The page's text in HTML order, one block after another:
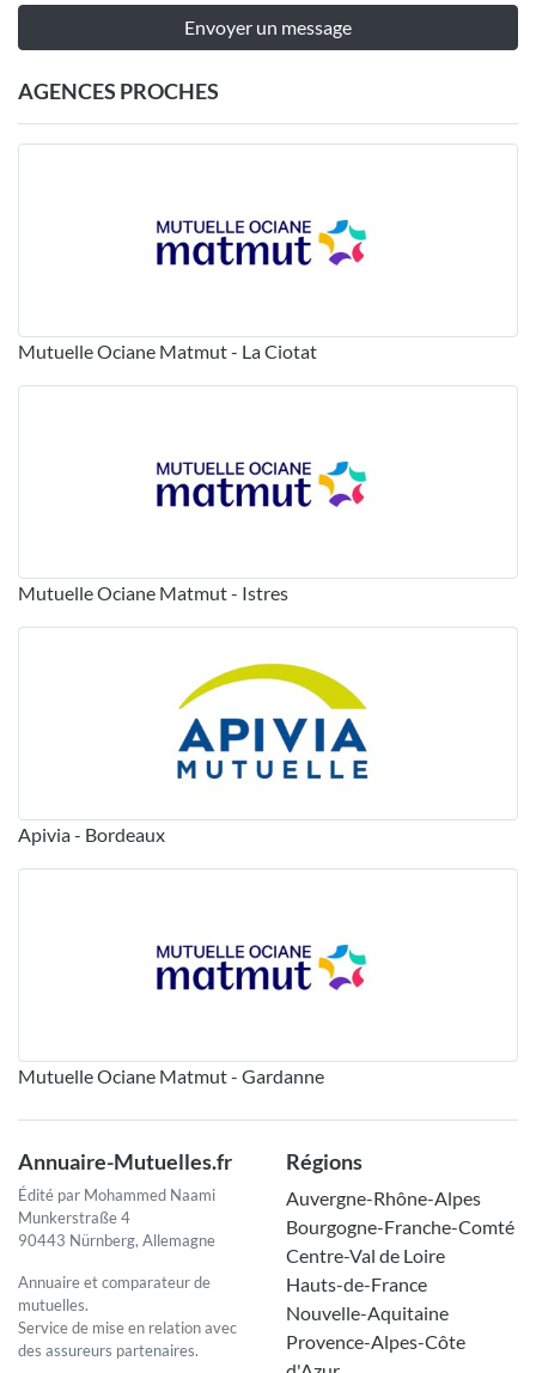
Envoyer un message
AGENCES PROCHES
Mutuelle Ociane Matmut - La Ciotat
Mutuelle Ociane Matmut - Istres
Apivia - Bordeaux
Mutuelle Ociane Matmut - Gardanne
Annuaire-Mutuelles.fr
Édité par Mohammed Naami
Munkerstraße 4
90443 Nürnberg, Allemagne
Annuaire et comparateur de
mutuelles.
Service de mise en relation avec
des assureurs partenaires.
Régions
Auvergne-Rhône-Alpes
Bourgogne-Franche-Comté
Centre-Val de Loire
Hauts-de-France
Nouvelle-Aquitaine
Provence-Alpes-Côte